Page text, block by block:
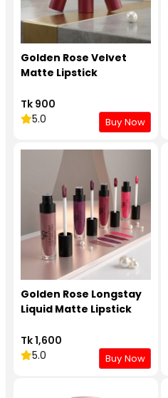
Golden Rose Velvet
Matte Lipstick
Tk 900
5.0
Buy Now
Golden Rose Longstay
Liquid Matte Lipstick
Tk 1,600
5.0
Buy Now